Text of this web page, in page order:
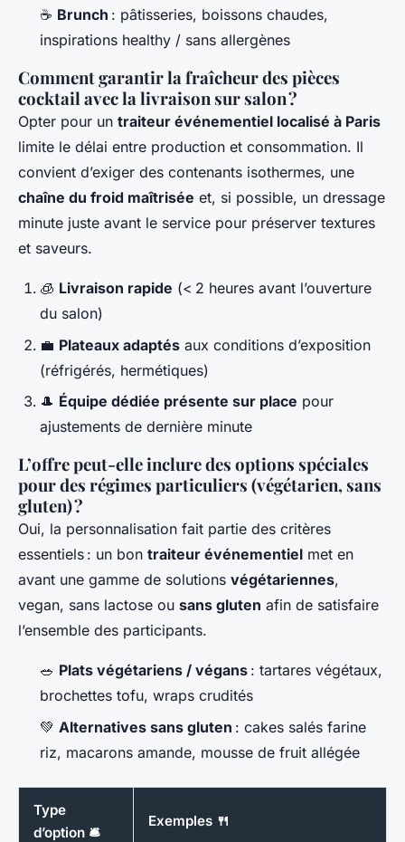
☕ Brunch : pâtisseries, boissons chaudes,
inspirations healthy / sans allergènes
Comment garantir la fraîcheur des pièces
cocktail avec la livraison sur salon ?
Opter pour un traiteur événementiel localisé à Paris
limite le délai entre production et consommation. Il
convient d’exiger des contenants isothermes, une
chaîne du froid maîtrisée et, si possible, un dressage
minute juste avant le service pour préserver textures
et saveurs.
🧊 Livraison rapide (< 2 heures avant l’ouverture
du salon)
💼 Plateaux adaptés aux conditions d’exposition
(réfrigérés, hermétiques)
🎩 Équipe dédiée présente sur place pour
ajustements de dernière minute
L’offre peut-elle inclure des options spéciales
pour des régimes particuliers (végétarien, sans
gluten) ?
Oui, la personnalisation fait partie des critères
essentiels : un bon traiteur événementiel met en
avant une gamme de solutions végétariennes,
vegan, sans lactose ou sans gluten afin de satisfaire
l’ensemble des participants.
🥗 Plats végétariens / végans : tartares végétaux,
brochettes tofu, wraps crudités
💚 Alternatives sans gluten : cakes salés farine
riz, macarons amande, mousse de fruit allégée
Type
d’option 🛎️
Exemples 🍴